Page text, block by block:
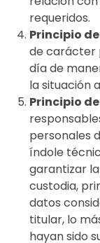
requeridos.
Principio
de carácter
día de
la situación
Principio
personales
índole
garantizar
custodia,
datos
titular, lo
hayan sido